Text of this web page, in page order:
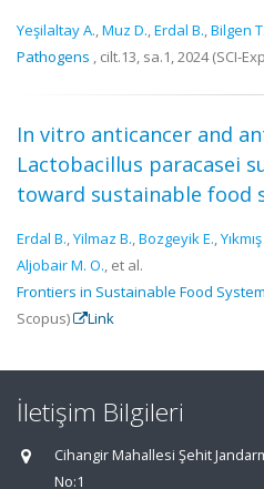
Yeşilaltay A.,Muz D.,Erdal B.,Bilgen T.
Pathogens , cilt.13, sa.1, 2024 (SCI-
In vitro anticancer and
Lactobacillus paracasei
toward sustainable food
Erdal B.,Yilmaz B.,Bozgeyik E.,
Aljobair M. O., et al.
Frontiers in Sustainable Food
Scopus)
Link
İletişim Bilgileri
Cihangir Mahallesi Şehit
No:1